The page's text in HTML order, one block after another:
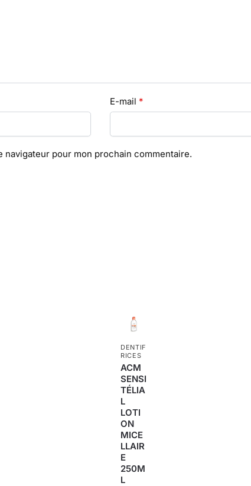
E-mail *
pour mon prochain commentaire.
DENTIF
RICES
ACM
SENSI
TÉLIA
L
LOTI
ON
MICE
LLAIR
E
250M
L